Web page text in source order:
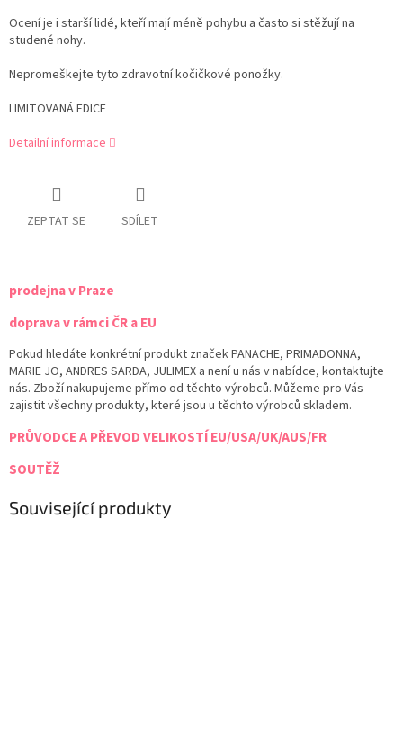
Ocení je i starší lidé, kteří mají méně pohybu a často si stěžují na
studené nohy.
Nepromeškejte tyto zdravotní kočičkové ponožky.
LIMITOVANÁ EDICE
Detailní informace
ZEPTAT SE SDÍLET
prodejna v Praze
doprava v rámci ČR a EU
Pokud hledáte konkrétní produkt značek PANACHE, PRIMADONNA,
MARIE JO, ANDRES SARDA, JULIMEX a není u nás v nabídce, kontaktujte
nás. Zboží nakupujeme přímo od těchto výrobců. Můžeme pro Vás
zajistit všechny produkty, které jsou u těchto výrobců skladem.
PRŮVODCE A PŘEVOD VELIKOSTÍ EU/USA/UK/AUS/FR
SOUTĚŽ
Související produkty